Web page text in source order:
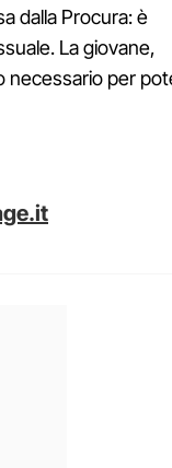
dalla Procura: è
La giovane,
necessario per